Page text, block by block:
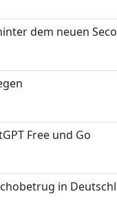
dem neuen
Free und Go
in